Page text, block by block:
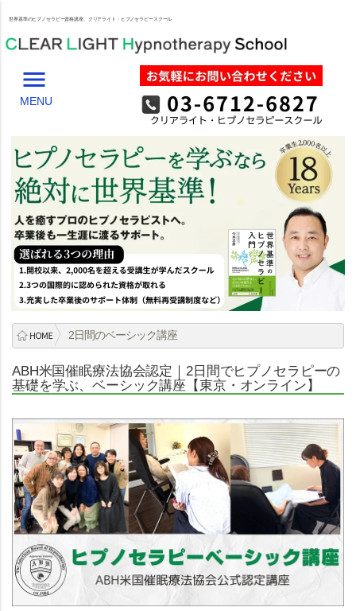
世界基準のヒプノセラピー資格講座、クリアライト・ヒプノセラピースクール
menu
MENU
2日間のベーシック講座
ABH米国催眠療法協会認定｜2日間でヒプノセラピーの
基礎を学ぶ、ベーシック講座【東京・オンライン】